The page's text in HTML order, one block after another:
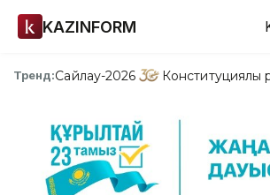
KAZINFORM
Тренд:Сайлау-2026